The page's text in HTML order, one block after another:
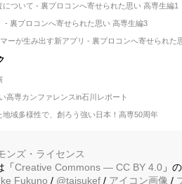
について - 裏プロコンへ寄せられた思い 高専生編1
- 裏プロコンへ寄せられた思い 高専生編3
ーが生み出す新アプリ - 裏プロコンへ寄せられた
高専カンファレンスin石川レポート
地域多様性で、創ろう強い日本！高専50周年
「Creative Commons — CC BY 4.0 」
Fukuno / @taisukef / アイコン画像 /